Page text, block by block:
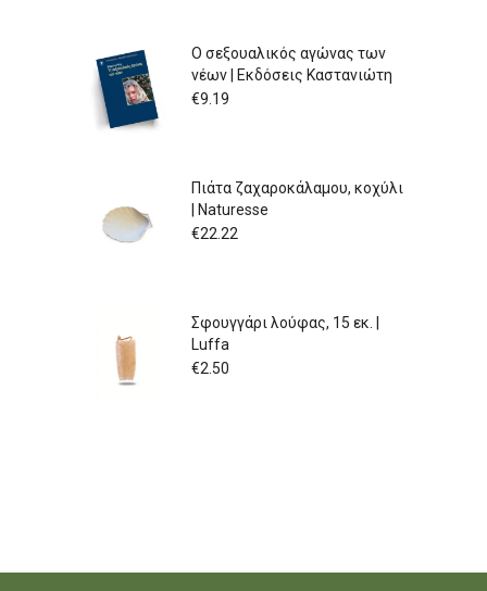
Ο σεξουαλικός αγώνας των
νέων | Εκδόσεις Καστανιώτη
€9.19
Πιάτα ζαχαροκάλαμου, κοχύλι
| Naturesse
€22.22
Σφουγγάρι λούφας, 15 εκ. |
Luffa
€2.50